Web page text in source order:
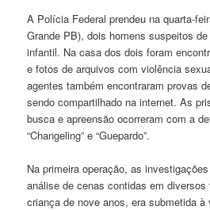
A Polícia Federal prendeu na quarta-
Grande PB), dois homens suspeitos
infantil. Na casa dos dois foram
e fotos de arquivos com violência
agentes também encontraram provas
sendo compartilhado na internet. As
busca e apreensão ocorreram com a
“Changeling” e “Guepardo”.
Na primeira operação, as
análise de cenas contidas em
criança de nove anos, era submetida à